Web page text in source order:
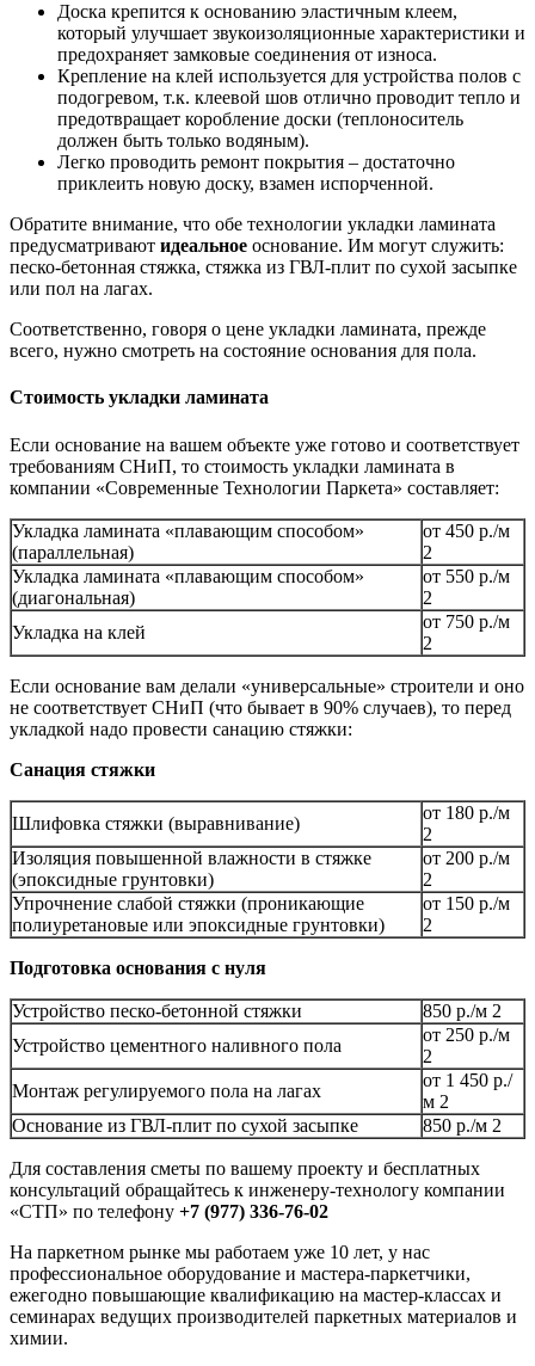
Доска крепится к основанию эластичным клеем,
который улучшает звукоизоляционные характеристики и
предохраняет замковые соединения от износа.
Крепление на клей используется для устройства полов с
подогревом, т.к. клеевой шов отлично проводит тепло и
предотвращает коробление доски (теплоноситель
должен быть только водяным).
Легко проводить ремонт покрытия – достаточно
приклеить новую доску, взамен испорченной.
Обратите внимание, что обе технологии укладки ламината
предусматривают идеальное основание. Им могут служить:
песко-бетонная стяжка, стяжка из ГВЛ-плит по сухой засыпке
или пол на лагах.
Соответственно, говоря о цене укладки ламината, прежде
всего, нужно смотреть на состояние основания для пола.
Стоимость укладки ламината
Если основание на вашем объекте уже готово и соответствует
требованиям СНиП, то стоимость укладки ламината в
компании «Современные Технологии Паркета» составляет:
Укладка ламината «плавающим способом»
(параллельная)
от 450 р./м
2
Укладка ламината «плавающим способом»
(диагональная)
от 550 р./м
2
Укладка на клей
от 750 р./м
2
Если основание вам делали «универсальные» строители и оно
не соответствует СНиП (что бывает в 90% случаев), то перед
укладкой надо провести санацию стяжки:
Санация стяжки
Шлифовка стяжки (выравнивание)
от 180 р./м
2
Изоляция повышенной влажности в стяжке
(эпоксидные грунтовки)
от 200 р./м
2
Упрочнение слабой стяжки (проникающие
полиуретановые или эпоксидные грунтовки)
от 150 р./м
2
Подготовка основания с нуля
Устройство песко-бетонной стяжки
850 р./м 2
Устройство цементного наливного пола
от 250 р./м
2
Монтаж регулируемого пола на лагах
от 1 450 р./
м 2
Основание из ГВЛ-плит по сухой засыпке
850 р./м 2
Для составления сметы по вашему проекту и бесплатных
консультаций обращайтесь к инженеру-технологу компании
«СТП» по телефону +7 (977) 336-76-02
На паркетном рынке мы работаем уже 10 лет, у нас
профессиональное оборудование и мастера-паркетчики,
ежегодно повышающие квалификацию на мастер-классах и
семинарах ведущих производителей паркетных материалов и
химии.